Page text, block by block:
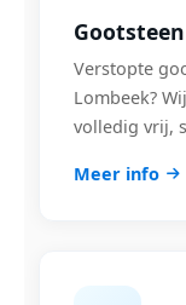
Verstopte
Lombeek?
volledig vrij,
Meer info